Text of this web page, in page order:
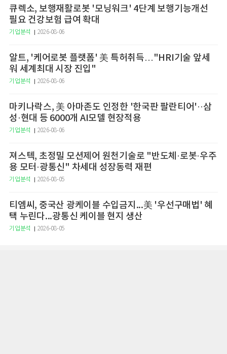
큐렉소, 보행재활로봇 '모닝워크' 4단계 보행기능개선
필요 건강보험 급여 확대
기업분석 2026-08-06
알트, '케어로봇 플랫폼' 美 특허취득…"HRI기술 앞세
워 세계최대 시장 진입"
기업분석 2026-08-06
마키나락스, 美 아마존도 인정한 '한국판 팔란티어'··삼
성·현대 등 6000개 AI모델 현장적용
기업분석 2026-08-06
져스텍, 초정밀 모션제어 원천기술로 "반도체·로봇·우주
용 모터·광통신" 차세대 성장동력 재편
기업분석 2026-08-05
티엠씨, 중국산 광케이블 수입금지...美 '우선구매법' 혜
택 누린다...광통신 케이블 현지 생산
기업분석 2026-08-05